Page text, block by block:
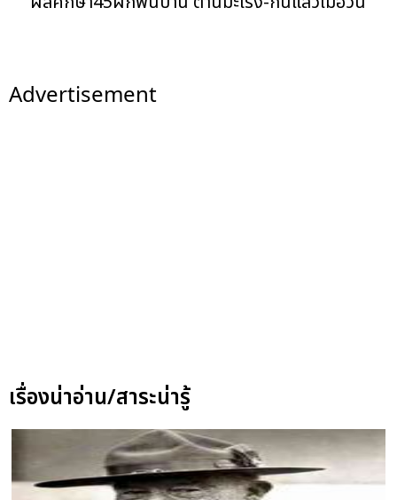
Advertisement
เรื่องน่าอ่าน/สาระน่ารู้